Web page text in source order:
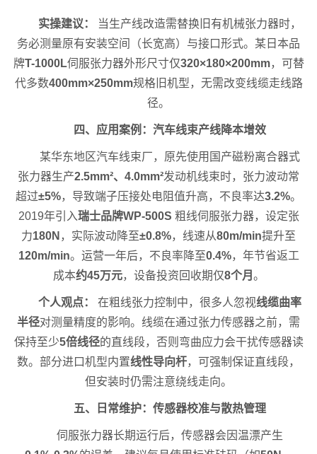
实操建议：
当生产线改造需替换旧有机械张力器时，
务必测量原有安装空间（长宽高）与接口形式。某日本品
牌T-1000L伺服张力器外形尺寸仅320×180×200mm，可替
代多数400mm×250mm规格旧机型，无需改变线缆走线路
径。
四、应用案例：汽车线束产线降本增效
某华东地区汽车线束厂，原先使用国产磁粉离合器式
张力器生产2.5mm²、4.0mm²发动机线束时，张力波动常
超过±5%，导致端子压接处电阻值升高，不良率达3.2%。
2019年引入瑞士品牌WP-500S 粗线伺服张力器，设定张
力180N ，实际波动降至±0.8%，线速从80m/min提升至
120m/min。运营一年后，不良率降至0.4%，年节省返工
成本约45万元，设备投资回收期仅8个月 。
个人观点： 在粗线张力控制中，很多人忽视线缆曲率
半径对测量精度的影响。线缆在通过张力传感器之前，需
保持至少5倍线径的直线段，否则弯曲应力会干扰传感器读
数。部分进口机型内置线性导向杆，可强制保证直线段，
但安装时仍需注意绕线走向。
五、日常维护：传感器校准与散热管理
伺服张力器长期运行后，传感器会因温漂产生